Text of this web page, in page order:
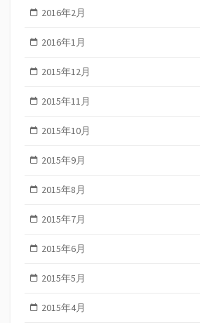
2016年2月
2016年1月
2015年12月
2015年11月
2015年10月
2015年9月
2015年8月
2015年7月
2015年6月
2015年5月
2015年4月